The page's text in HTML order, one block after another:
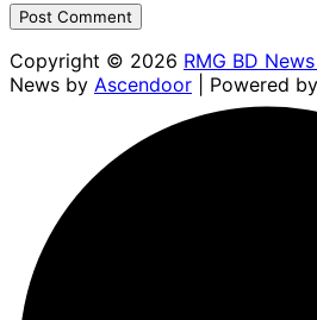
Copyright © 2026 RMG BD
News by Ascendoor | Powered by